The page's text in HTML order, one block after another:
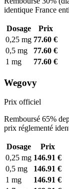
identique France
Dosage
Prix
0,25 mg 77.60 €
0,5 mg
77.60 €
1 mg
77.60 €
Wegovy
Prix officiel
Remboursé 65%
prix réglementé
Dosage
Prix
0,25 mg 146.91 €
0,5 mg
146.91 €
1 mg
146.91 €